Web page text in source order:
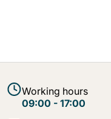
Working hours
09:00 - 17:00